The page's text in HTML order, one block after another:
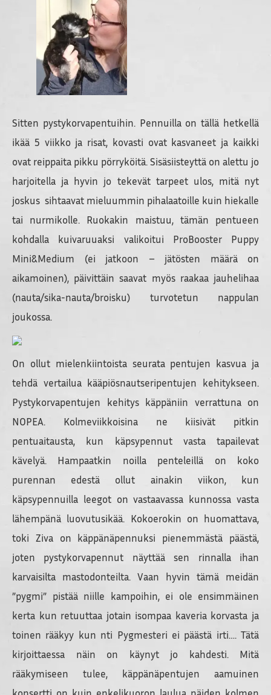
Sitten pystykorvapentuihin. Pennuilla on tällä hetkellä
ikää 5 viikko ja risat, kovasti ovat kasvaneet ja kaikki
ovat reippaita pikku pörryköitä. Sisäsiisteyttä on alettu jo
harjoitella ja hyvin jo tekevät tarpeet ulos, mitä nyt
joskus sihtaavat mieluummin pihalaatoille kuin hiekalle
tai nurmikolle. Ruokakin maistuu, tämän pentueen
kohdalla kuivaruuaksi valikoitui ProBooster Puppy
Mini&Medium (ei jatkoon – jätösten määrä on
aikamoinen), päivittäin saavat myös raakaa jauhelihaa
(nauta/sika-nauta/broisku) turvotetun nappulan
joukossa.
On ollut mielenkiintoista seurata pentujen kasvua ja
tehdä vertailua kääpiösnautseripentujen kehitykseen.
Pystykorvapentujen kehitys käppäniin verrattuna on
NOPEA. Kolmeviikkoisina ne kiisivät pitkin
pentuaitausta, kun käpsypennut vasta tapailevat
kävelyä. Hampaatkin noilla penteleillä on koko
purennan edestä ollut ainakin viikon, kun
käpsypennuilla leegot on vastaavassa kunnossa vasta
lähempänä luovutusikää. Kokoerokin on huomattava,
toki Ziva on käppänäpennuksi pienemmästä päästä,
joten pystykorvapennut näyttää sen rinnalla ihan
karvaisilta mastodonteilta. Vaan hyvin tämä meidän
”pygmi” pistää niille kampoihin, ei ole ensimmäinen
kerta kun retuuttaa jotain isompaa kaveria korvasta ja
toinen rääkyy kun nti Pygmesteri ei päästä irti…. Tätä
kirjoittaessa näin on käynyt jo kahdesti. Mitä
rääkymiseen tulee, käppänäpentujen aamuinen